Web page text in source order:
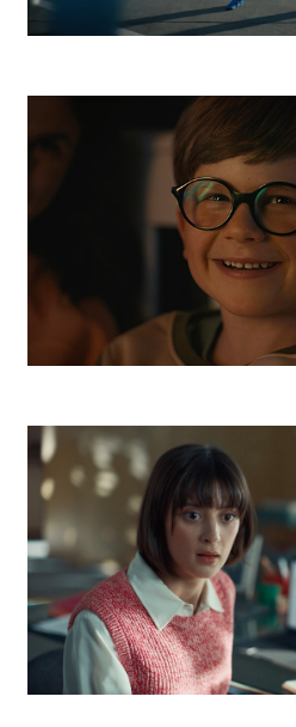
ESET
Orange Online Ochrana